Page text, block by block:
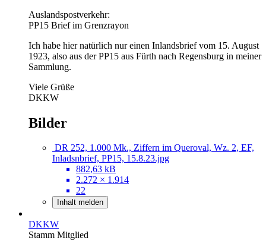
Auslandspostverkehr:
PP15 Brief im Grenzrayon
Ich habe hier natürlich nur einen Inlandsbrief vom 15. August
1923, also aus der PP15 aus Fürth nach Regensburg in meiner
Sammlung.
Viele Grüße
DKKW
Bilder
DR 252, 1.000 Mk., Ziffern im Queroval, Wz. 2, EF,
Inladsnbrief, PP15, 15.8.23.jpg
882,63 kB
2.272 × 1.914
22
Inhalt melden
DKKW
Stamm Mitglied